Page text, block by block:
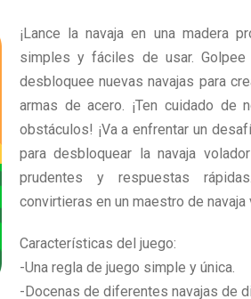
¡Lance la navaja en una madera
simples y fáciles de usar.
desbloquee nuevas navajas para
armas de acero. ¡Ten cuidado de
obstáculos! ¡Va a enfrentar un
para desbloquear la navaja
prudentes y respuestas
convirtieras en un maestro de navaja
Características del juego:
-Una regla de juego simple y única.
-Docenas de diferentes navajas de